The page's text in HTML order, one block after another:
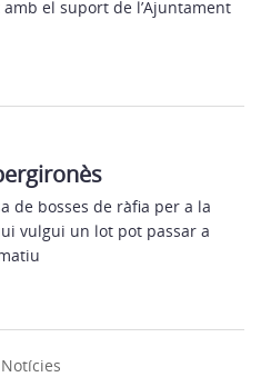
el suport de l’Ajuntament
de bosses de ràfia per a la
vulgui un lot pot passar a
Notícies